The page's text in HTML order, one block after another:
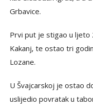
Grbavice.
Prvi put je stigao u ljeto
Kakanj, te ostao tri
Lozane.
U Švajcarskoj je ostao
uslijedio povratak u